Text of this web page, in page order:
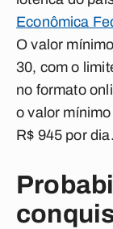
Econômica
O valor
30, com o
no formato
o valor
R$ 945 por dia.